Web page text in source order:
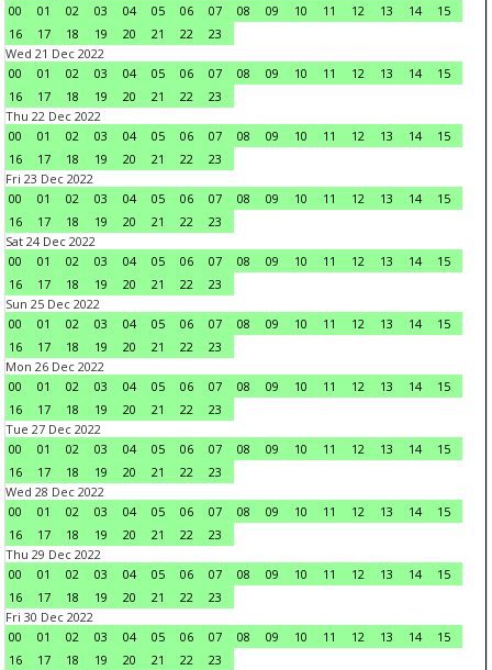
00
01 02 03 04 05 06 07 08 09 10 11 12 13 14
15
16
17 18 19 20 21 22
23
Wed 21 Dec 2022
00
01 02 03 04 05 06 07 08 09 10 11 12 13 14
15
16
17 18 19 20 21 22
23
Thu 22 Dec 2022
00
01 02 03 04 05 06 07 08 09 10 11 12 13 14
15
16
17 18 19 20 21 22
23
Fri 23 Dec 2022
00
01 02 03 04 05 06 07 08 09 10 11 12 13 14
15
16
17 18 19 20 21 22
23
Sat 24 Dec 2022
00
01 02 03 04 05 06 07 08 09 10 11 12 13 14
15
16
17 18 19 20 21 22
23
Sun 25 Dec 2022
00
01 02 03 04 05 06 07 08 09 10 11 12 13 14
15
16
17 18 19 20 21 22
23
Mon 26 Dec 2022
00
01 02 03 04 05 06 07 08 09 10 11 12 13 14
15
16
17 18 19 20 21 22
23
Tue 27 Dec 2022
00
01 02 03 04 05 06 07 08 09 10 11 12 13 14
15
16
17 18 19 20 21 22
23
Wed 28 Dec 2022
00
01 02 03 04 05 06 07 08 09 10 11 12 13 14
15
16
17 18 19 20 21 22
23
Thu 29 Dec 2022
00
01 02 03 04 05 06 07 08 09 10 11 12 13 14
15
16
17 18 19 20 21 22
23
Fri 30 Dec 2022
00
01 02 03 04 05 06 07 08 09 10 11 12 13 14
15
16
17 18 19 20 21 22
23